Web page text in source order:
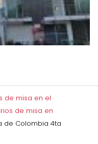
de misa en el
de misa en
de Colombia 4ta